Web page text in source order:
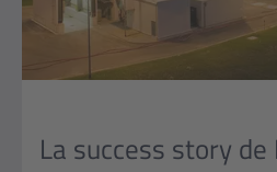
La success story